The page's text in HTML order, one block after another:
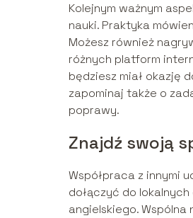
Kolejnym ważnym
nauki. Praktyka
Możesz również
różnych platform
będziesz miał okazję
zapominaj także o
poprawy.
Znajdź swoją
Współpraca z innymi
dołączyć do
angielskiego.